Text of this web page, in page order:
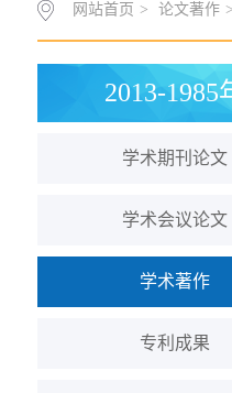
网站首页 > 论文著作 >
2013-1985
学术期刊论文
学术会议论文
学术著作
专利成果